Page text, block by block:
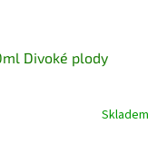
Divoké plody
Skladem